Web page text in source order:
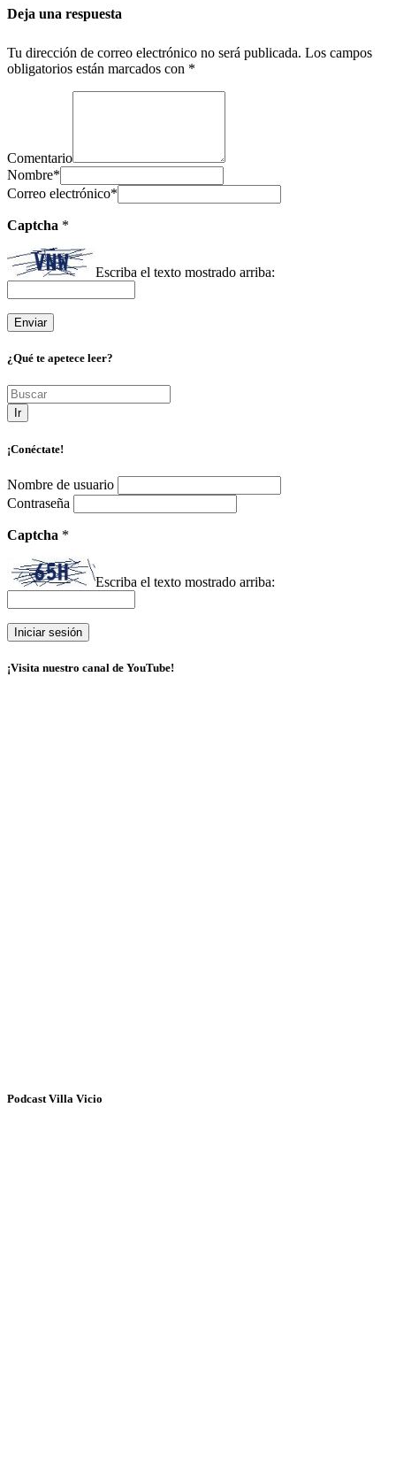
Deja una respuesta
Tu dirección de correo electrónico no será publicada. Los campos
obligatorios están marcados con *
Comentario
Nombre*
Correo electrónico*
Captcha *
Escriba el texto mostrado arriba:
¿Qué te apetece leer?
Ir
¡Conéctate!
Nombre de usuario
Contraseña
Captcha *
Escriba el texto mostrado arriba:
¡Visita nuestro canal de YouTube!
Podcast Villa Vicio